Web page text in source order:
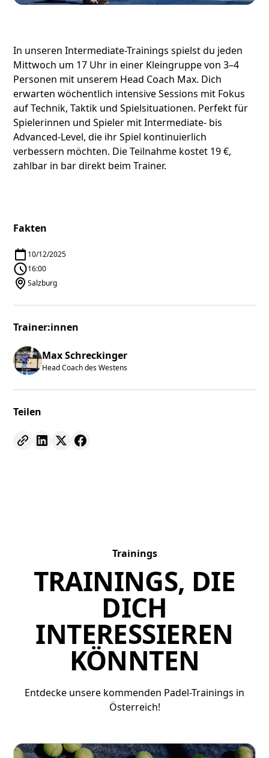
Fakten
10/12/2025
16:00
Salzburg
Trainer:innen
Max Schreckinger
Head Coach des Westens
Teilen
In unseren Intermediate-Trainings spielst du jeden
Mittwoch um 17 Uhr in einer Kleingruppe von 3–4
Personen mit unserem Head Coach Max. Dich
erwarten wöchentlich intensive Sessions mit Fokus
auf Technik, Taktik und Spielsituationen. Perfekt für
Spielerinnen und Spieler mit Intermediate- bis
Advanced-Level, die ihr Spiel kontinuierlich
verbessern möchten. Die Teilnahme kostet 19 €,
zahlbar in bar direkt beim Trainer.
Trainings
TRAININGS, DIE
DICH
INTERESSIEREN
KÖNNTEN
Entdecke unsere kommenden Padel-Trainings in
Österreich!